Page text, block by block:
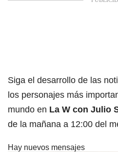
Siga el desarrollo de las
los personajes más
mundo en La W con Julio
de la mañana a 12:00 del
Hay nuevos mensajes